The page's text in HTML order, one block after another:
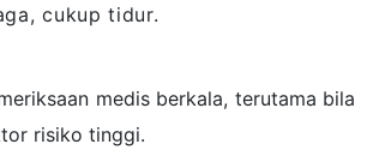
cukup tidur.
medis berkala, terutama bila
risiko tinggi.